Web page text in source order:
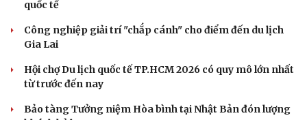
Khi bảo tàng đưa hiện vật bước ra khỏi tủ kính trò
chuyện cùng công chúng
DU LỊCH
Những hương vị đưa TP.HCM thành thiên đường
ẩm thực đường phố hàng đầu thế giới